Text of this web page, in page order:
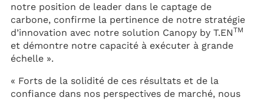
notre position de leader dans le captage de
carbone, confirme la pertinence de notre stratégie
d’innovation avec notre solution Canopy by T.ENTM
et démontre notre capacité à exécuter à grande
échelle ».
« Forts de la solidité de ces résultats et de la
confiance dans nos perspectives de marché, nous